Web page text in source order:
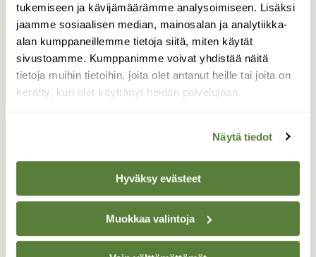
tukemiseen ja kävijämäärämme analysoimiseen. Lisäksi
jaamme sosiaalisen median, mainosalan ja analytiikka-
alan kumppaneillemme tietoja siitä, miten käytät
sivustoamme. Kumppanimme voivat yhdistää näitä
tietoja muihin tietoihin, joita olet antanut heille tai joita on
kerätty, kun olet käyttänyt heidän palvelujaan.
Näytä tiedot
Hyväksy evästeet
Muokkaa valintoja
Mesiangervo aloitti
kukinnan
Niitä on paljon kostealla hevosniityllä.
Valokuvaaja: Reijo Juurinen, Nuuksion
TAKAISIN LISTAAN